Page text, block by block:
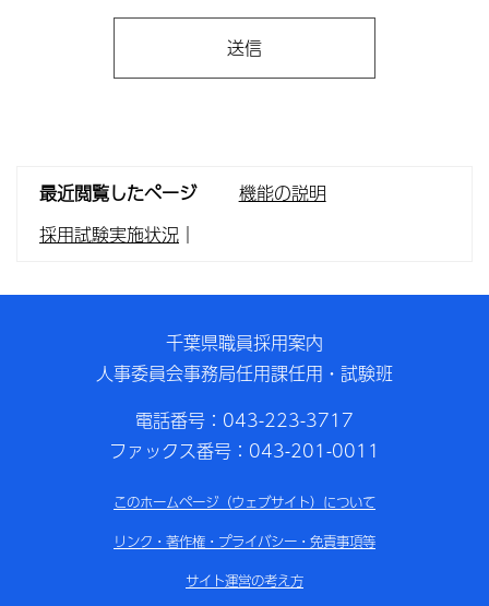
最近閲覧したページ
機能の説明
採用試験実施状況 ｜
千葉県職員採用案内
人事委員会事務局任用課任用・試験班
電話番号：043-223-3717
ファックス番号：043-201-0011
このホームページ（ウェブサイト）について
リンク・著作権・プライバシー・免責事項等
サイト運営の考え方